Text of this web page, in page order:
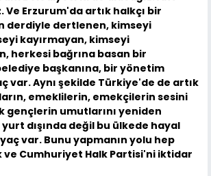
Ve Erzurum'da artık halkçı bir
derdiyle dertlenen, kimseyi
kayırmayan, kimseyi
herkesi bağrına basan bir
başkanına, bir yönetim
var. Aynı şekilde Türkiye'de de artık
emeklilerin, emekçilerin sesini
gençlerin umutlarını yeniden
dışında değil bu ülkede hayal
var. Bunu yapmanın yolu hep
ve Cumhuriyet Halk Partisi'ni iktidar